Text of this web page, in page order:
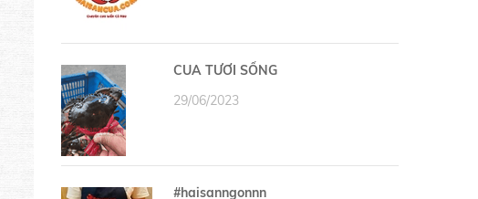
CUA TƯƠI SỐNG
29/06/2023
#haisanngonnn